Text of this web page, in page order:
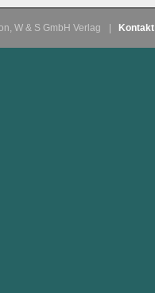
W & S GmbH Verlag Kontakt